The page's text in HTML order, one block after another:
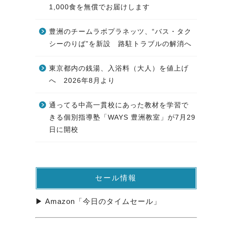
1,000食を無償でお届けします
豊洲のチームラボプラネッツ、“バス・タク
シーのりば”を新設 路駐トラブルの解消へ
東京都内の銭湯、入浴料（大人）を値上げ
へ 2026年8月より
通ってる中高一貫校にあった教材を学習で
きる個別指導塾「WAYS 豊洲教室」が7月29
日に開校
セール情報
▶ Amazon「今日のタイムセール」